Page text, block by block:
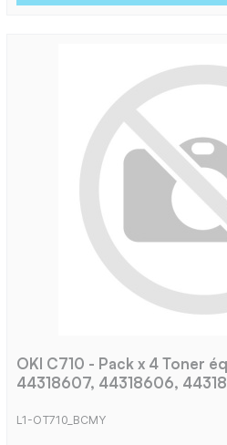
OKI C710 - Pack x 4 Toner
44318607, 44318606,
L1-OT710_BCMY